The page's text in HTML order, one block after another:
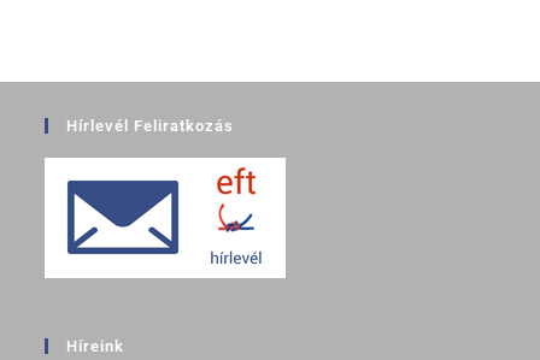
Hírlevél Feliratkozás
Híreink